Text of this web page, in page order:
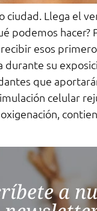
ciudad. Llega el
podemos hacer?
esos
su
que
celular
a